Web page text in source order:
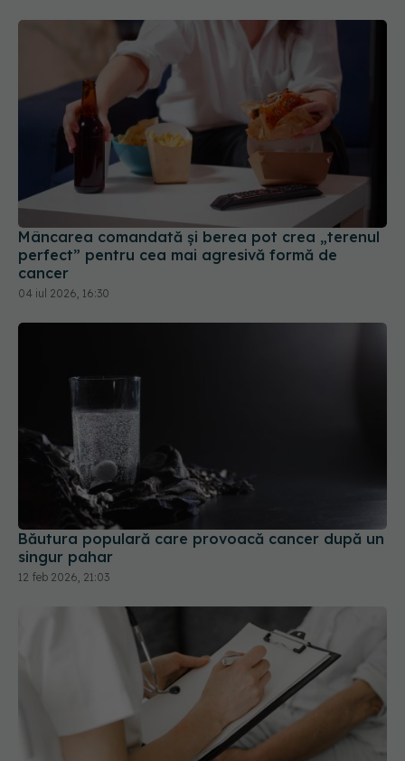
Mâncarea comandată și berea pot crea „terenul
perfect” pentru cea mai agresivă formă de
cancer
04 iul 2026, 16:30
Băutura populară care provoacă cancer după un
singur pahar
12 feb 2026, 21:03